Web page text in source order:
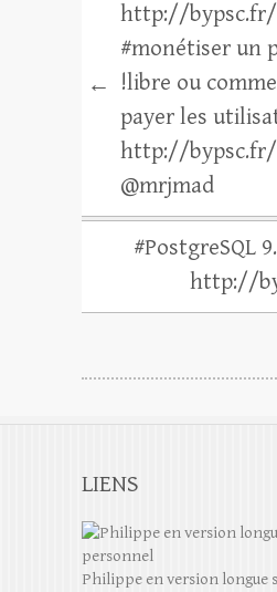
←
http://bypsc.fr/
#monétiser un
!libre ou
payer les
http://bypsc.fr/
@mrjmad
#PostgreSQL
http://
LIENS
Philippe en version longue